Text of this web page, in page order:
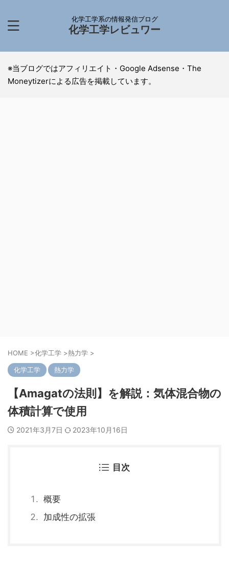
化学工学系の情報発信ブログ
化学工学レビュワー
※当ブログではアフィリエイト・Google Adsense・The
Moneytizerによる広告を掲載しています。
HOME >化学工学 >熱力学 >
化学工学 熱力学
【Amagatの法則】を解説：気体混合物の
体積計算で使用
2021年3月7日 2023年10月16日
目次
概要
加成性の拡張